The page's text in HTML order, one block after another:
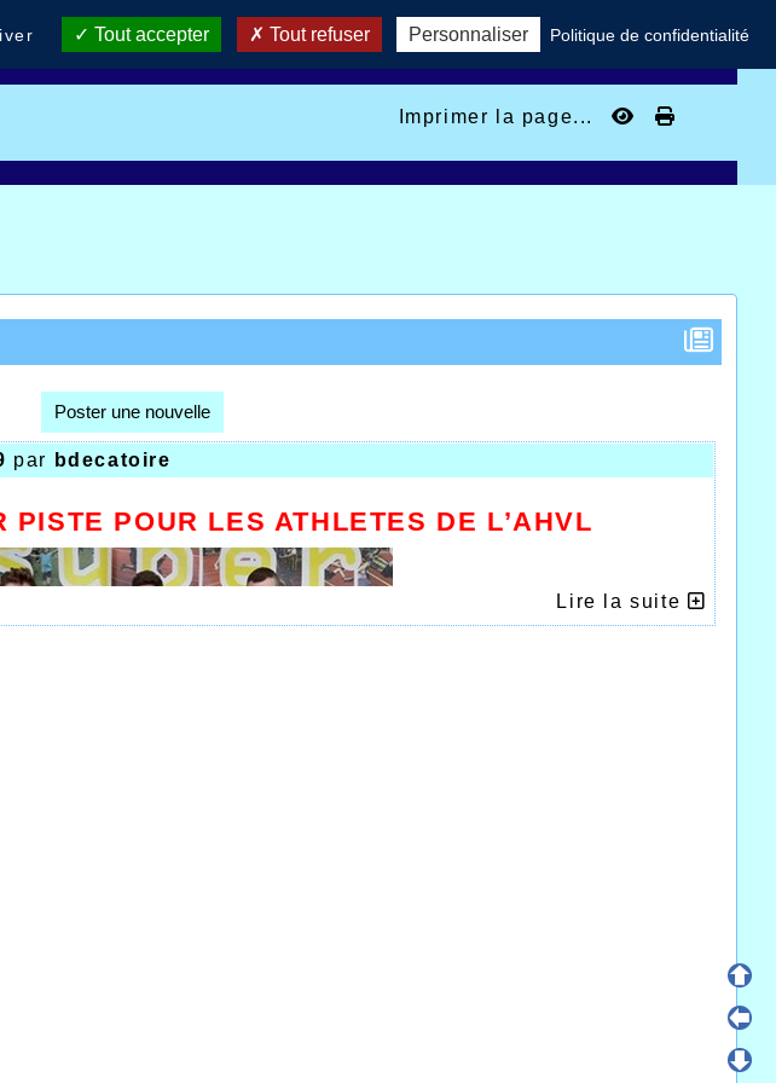
Imprimer la page...
Poster une nouvelle
par bdecatoire
PISTE POUR LES ATHLETES DE L’AHVL
Lire la suite
Tout accepter Tout refuser Personnaliser Politique de confidentialité